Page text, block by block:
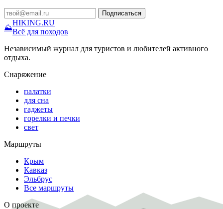
Подписаться
⛰
HIKING.RU
Всё для походов
Независимый журнал для туристов и любителей активного
отдыха.
Снаряжение
палатки
для сна
гаджеты
горелки и печки
свет
Маршруты
Крым
Кавказ
Эльбрус
Все маршруты
О проекте